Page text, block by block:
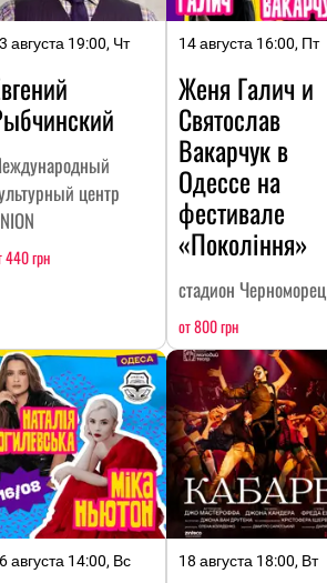
августа 19:00, Чт
центр
440 грн
14 августа 16:00, Пт
Женя Галич и
Святослав
Вакарчук в
Одессе на
фестивале
«Покоління»
стадион Черноморец
от 800 грн
августа 14:00, Вс 18 августа 18:00, Вт